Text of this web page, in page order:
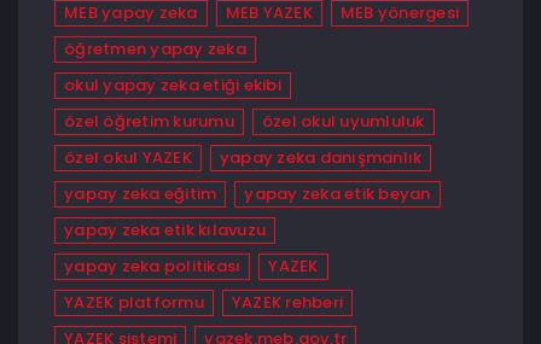
MEB yapay zeka
MEB YAZEK
MEB yönergesi
öğretmen yapay zeka
okul yapay zeka etiği ekibi
özel öğretim kurumu
özel okul uyumluluk
özel okul YAZEK
yapay zeka danışmanlık
yapay zeka eğitim
yapay zeka etik beyan
yapay zeka etik kılavuzu
yapay zeka politikası
YAZEK
YAZEK platformu
YAZEK rehberi
YAZEK sistemi
yazek.meb.gov.tr